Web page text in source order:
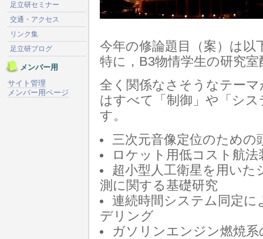
今年の修論題目（案）は以
特に，B3物情学生の研究
全く関係なさそうなテー
はすべて「制御」や「シ
す。
三次元音像定位のための
ロケット用低コスト航
超小型人工衛星を用い
測に関する基礎研究
連続時間システム同定に
デリング
ガソリンエンジン燃焼
足立研セミナー
交通・アクセス
リンク集
足立研ブログ
メンバー用
サイト管理
メンバー用ページ